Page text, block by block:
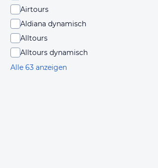
Airtours
Aldiana dynamisch
Alltours
Alltours dynamisch
Alle 63 anzeigen